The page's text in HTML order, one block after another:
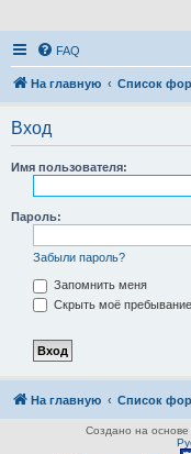
FAQ
На главную Список
Вход
Имя пользователя:
Пароль:
Забыли пароль?
Запомнить меня
Скрыть моё
На главную Список
Создано на основе